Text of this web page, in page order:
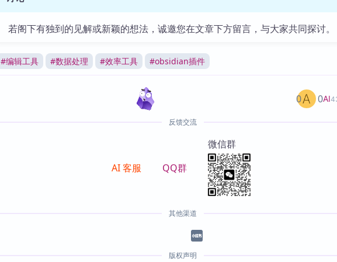
若阁下有独到的见解或新颖的想法，诚邀您在文章下方留言，与大家共同探讨。
#编辑工具 #数据处理 #效率工具 #obsidian插件
AI
0 0
反馈交流
AI 客服 QQ群
微信群
其他渠道
版权声明